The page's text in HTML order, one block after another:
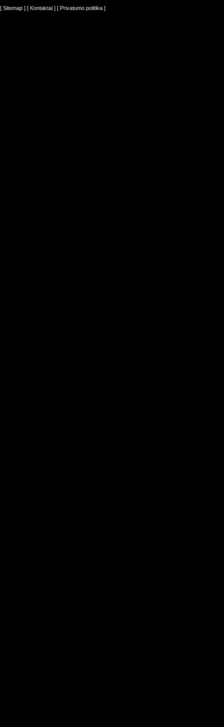
[ Sitemap ] [ Kontaktai ] [ Privatumo politika ]